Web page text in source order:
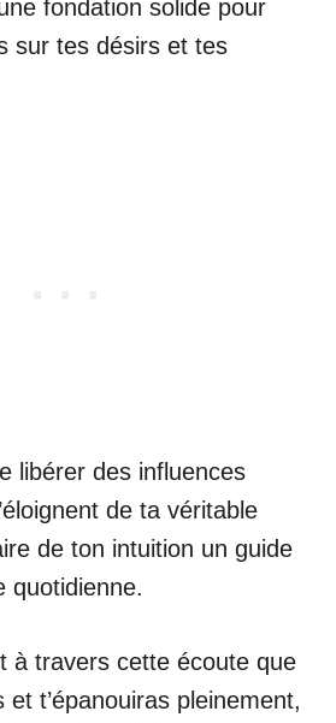
fondation solide pour
sur tes désirs et tes
libérer des influences
de ta véritable
de ton intuition un guide
quotidienne.
à travers cette écoute que
t’épanouiras pleinement,